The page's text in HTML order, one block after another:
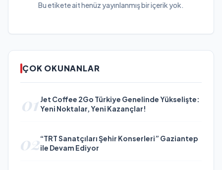
Bu etikete ait henüz yayınlanmış bir içerik yok.
ÇOK OKUNANLAR
01 Jet Coffee 2Go Türkiye Genelinde Yükselişte:
Yeni Noktalar, Yeni Kazançlar!
02“TRT Sanatçıları Şehir Konserleri” Gaziantep
ile Devam Ediyor